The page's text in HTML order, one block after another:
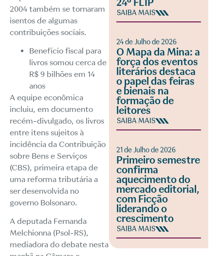
2004 também se tornaram
isentos de algumas
contribuições sociais.
Benefício fiscal para
livros somou cerca de
R$ 9 bilhões em 14
anos
A equipe econômica
incluiu, em documento
recém-divulgado, os livros
entre itens sujeitos à
incidência da Contribuição
sobre Bens e Serviços
(CBS), primeira etapa de
uma reforma tributária a
ser desenvolvida no
governo Bolsonaro.
A deputada Fernanda
Melchionna (Psol-RS),
mediadora do debate nesta
24º FLIP
SAIBA MAIS
24 de Julho de 2026
O Mapa da Mina: a
força dos eventos
literários destaca
o papel das feiras
e bienais na
formação de
leitores
SAIBA MAIS
21 de Julho de 2026
Primeiro semestre
confirma
aquecimento do
mercado editorial,
com Ficção
liderando o
crescimento
SAIBA MAIS